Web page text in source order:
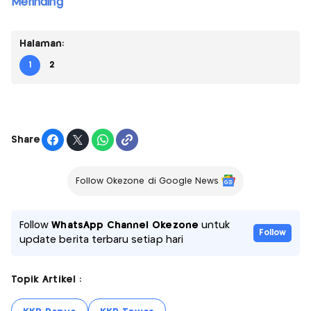
Merinding
Halaman:
1 2
Share
Follow Okezone di Google News
FollowWhatsApp Channel Okezone untuk
update berita terbaru setiap hari
Follow
Topik Artikel :